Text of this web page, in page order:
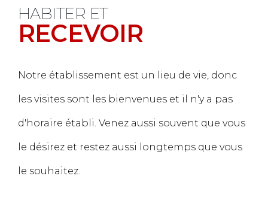
HABITER ET
RECEVOIR
Notre établissement est un lieu de vie, donc
les visites sont les bienvenues et il n'y a pas
d'horaire établi. Venez aussi souvent que vous
le désirez et restez aussi longtemps que vous
le souhaitez.